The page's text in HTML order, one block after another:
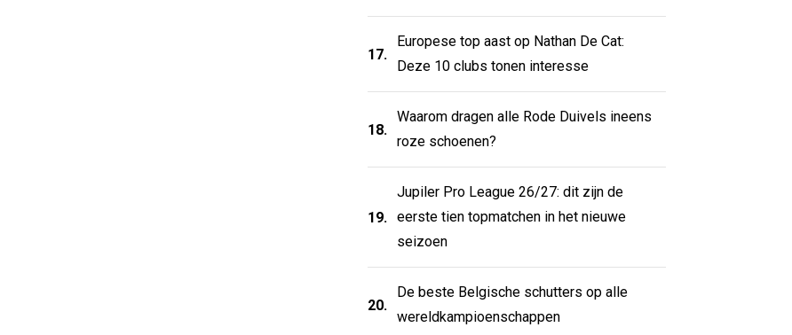
17.
Europese top aast op Nathan De Cat:
Deze 10 clubs tonen interesse
18.
Waarom dragen alle Rode Duivels ineens
roze schoenen?
19.
Jupiler Pro League 26/27: dit zijn de
eerste tien topmatchen in het nieuwe
seizoen
20.
De beste Belgische schutters op alle
wereldkampioenschappen